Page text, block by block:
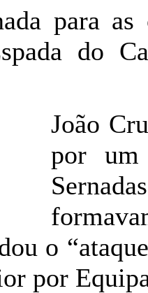
para
do
João
por um
o
por